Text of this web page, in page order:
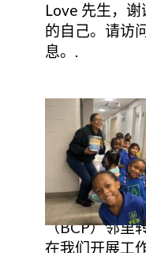
Love 先生，
的自己。请访
息。.
（BCP）邻里
在我们开展工